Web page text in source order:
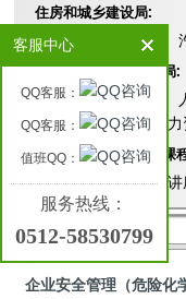
住房和城乡建设局:
塔吊司机（司索）
人力资源和社会保障局:
CAD职业技能试卷
（编程、操作）
人
新冠病毒知识【免费课
新冠肺炎防控知识讲
考试
企业安全管理（危险化
客服中心
QQ客服：
QQ客服：
值班QQ：
服务热线：
0512-58530799